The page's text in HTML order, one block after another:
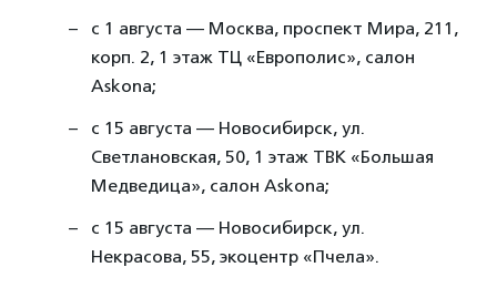
с 1 августа — Москва, проспект Мира, 211,
корп. 2, 1 этаж ТЦ «Европолис», салон
Askona;
с 15 августа — Новосибирск, ул.
Светлановская, 50, 1 этаж ТВК «Большая
Медведица», салон Askona;
с 15 августа — Новосибирск, ул.
Некрасова, 55, экоцентр «Пчела».